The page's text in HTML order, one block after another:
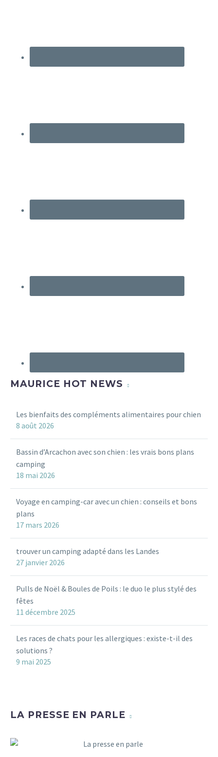
MAURICE HOT NEWS
Les bienfaits des compléments alimentaires pour chien
8 août 2026
Bassin d’Arcachon avec son chien : les vrais bons plans
camping
18 mai 2026
Voyage en camping-car avec un chien : conseils et bons
plans
17 mars 2026
trouver un camping adapté dans les Landes
27 janvier 2026
Pulls de Noël & Boules de Poils : le duo le plus stylé des
fêtes
11 décembre 2025
Les races de chats pour les allergiques : existe-t-il des
solutions ?
9 mai 2025
LA PRESSE EN PARLE